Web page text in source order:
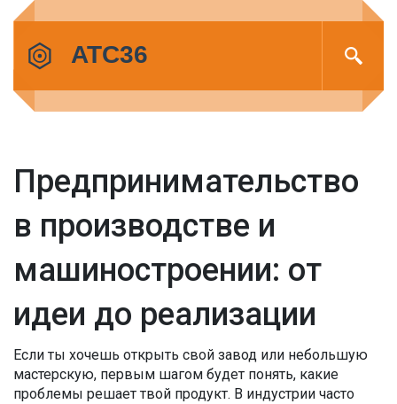
Предпринимательство
в производстве и
машиностроении: от
идеи до реализации
Если ты хочешь открыть свой завод или небольшую
мастерскую, первым шагом будет понять, какие
проблемы решает твой продукт. В индустрии часто